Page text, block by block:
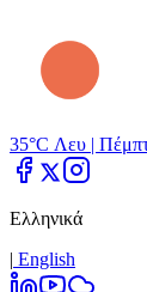
35°C Λευ |
Ελληνικά
| Εnglish